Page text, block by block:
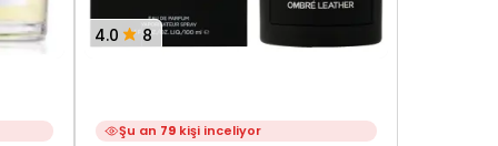
4.0 8
Şu an 79 kişi inceliyor